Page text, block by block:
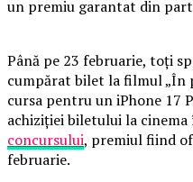
un premiu garantat din
Până pe 23 februarie, toți
cumpărat bilet la filmul „În
cursa pentru un iPhone 17
achiziției biletului la cinema
concursului, premiul fiind
februarie.